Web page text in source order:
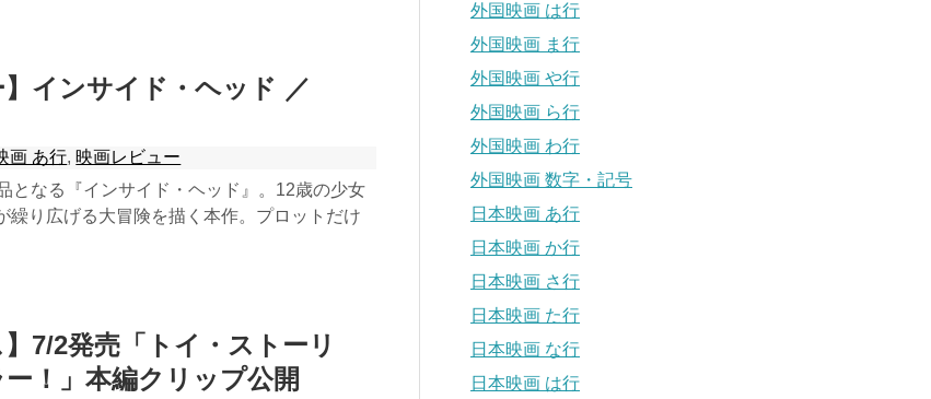
】インサイド・ヘッド ／
画 あ行, 映画レビュー
となる『インサイド・ヘッド』。12歳の少女
繰り広げる大冒険を描く本作。プロットだけ
】7/2発売「トイ・ストーリ
！」本編クリップ公開
外国映画 は行
外国映画 ま行
外国映画 や行
外国映画 ら行
外国映画 わ行
外国映画 数字・記号
日本映画 あ行
日本映画 か行
日本映画 さ行
日本映画 た行
日本映画 な行
日本映画 は行